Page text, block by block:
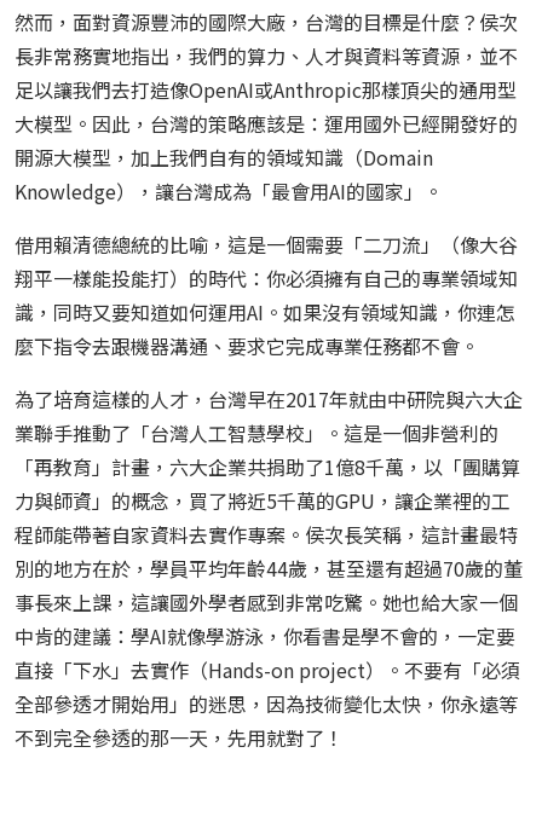
然而，面對資源豐沛的國際大廠，台灣的目標是什麼？侯次
長非常務實地指出，我們的算力、人才與資料等資源，並不
足以讓我們去打造像OpenAI或Anthropic那樣頂尖的通用型
大模型。因此，台灣的策略應該是：運用國外已經開發好的
開源大模型，加上我們自有的領域知識（Domain
Knowledge），讓台灣成為「最會用AI的國家」。
借用賴清德總統的比喻，這是一個需要「二刀流」（像大谷
翔平一樣能投能打）的時代：你必須擁有自己的專業領域知
識，同時又要知道如何運用AI。如果沒有領域知識，你連怎
麼下指令去跟機器溝通、要求它完成專業任務都不會。
為了培育這樣的人才，台灣早在2017年就由中研院與六大企
業聯手推動了「台灣人工智慧學校」。這是一個非營利的
「再教育」計畫，六大企業共捐助了1億8千萬，以「團購算
力與師資」的概念，買了將近5千萬的GPU，讓企業裡的工
程師能帶著自家資料去實作專案。侯次長笑稱，這計畫最特
別的地方在於，學員平均年齡44歲，甚至還有超過70歲的董
事長來上課，這讓國外學者感到非常吃驚。她也給大家一個
中肯的建議：學AI就像學游泳，你看書是學不會的，一定要
直接「下水」去實作（Hands-on project）。不要有「必須
全部參透才開始用」的迷思，因為技術變化太快，你永遠等
不到完全參透的那一天，先用就對了！